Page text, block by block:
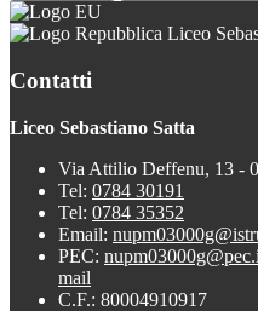
Liceo
Contatti
Liceo Sebastiano Satta
Via Attilio Deffenu, 13 -
Tel: 0784 30191
Tel: 0784 35352
Email:
PEC:
mail
C.F.: 80004910917